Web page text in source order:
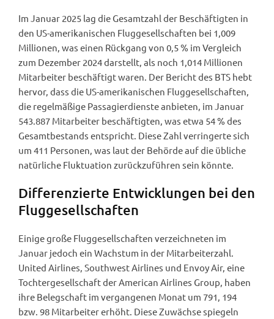
Im Januar 2025 lag die Gesamtzahl der Beschäftigten in
den US-amerikanischen Fluggesellschaften bei 1,009
Millionen, was einen Rückgang von 0,5 % im Vergleich
zum Dezember 2024 darstellt, als noch 1,014 Millionen
Mitarbeiter beschäftigt waren. Der Bericht des BTS hebt
hervor, dass die US-amerikanischen Fluggesellschaften,
die regelmäßige Passagierdienste anbieten, im Januar
543.887 Mitarbeiter beschäftigten, was etwa 54 % des
Gesamtbestands entspricht. Diese Zahl verringerte sich
um 411 Personen, was laut der Behörde auf die übliche
natürliche Fluktuation zurückzuführen sein könnte.
Differenzierte Entwicklungen bei den
Fluggesellschaften
Einige große Fluggesellschaften verzeichneten im
Januar jedoch ein Wachstum in der Mitarbeiterzahl.
United Airlines, Southwest Airlines und Envoy Air, eine
Tochtergesellschaft der American Airlines Group, haben
ihre Belegschaft im vergangenen Monat um 791, 194
bzw. 98 Mitarbeiter erhöht. Diese Zuwächse spiegeln